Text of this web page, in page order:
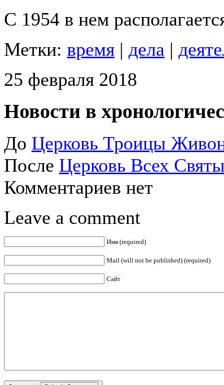
С 1954 в нем
Метки: время | дела |
25 февраля 2018
Новости в
До Церковь Троицы
После Церковь Всех
Комментариев нет
Leave a comment
Имя (required)
Mail (will not be published) (required)
Сайт